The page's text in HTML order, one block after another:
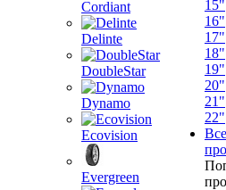
Cordiant
Delinte
DoubleStar
Dynamo
Ecovision
Evergreen
15"
16"
17"
18"
19"
20"
21"
22"
Все